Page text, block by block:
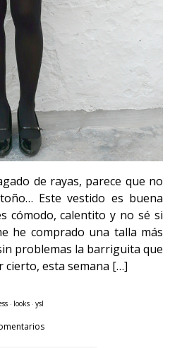
de rayas, parece que no
Este vestido es buena
cómodo, calentito y no sé si
he comprado una talla más
problemas la barriguita que
cierto, esta semana […]
· looks· ysl